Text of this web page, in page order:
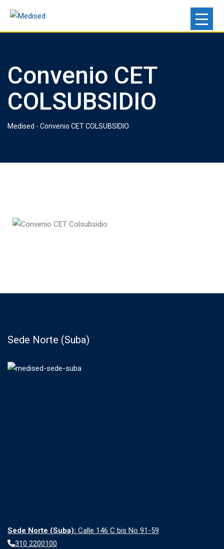
Convenio CET
COLSUBSIDIO
Medised - Convenio CET COLSUBSIDIO
Sede Norte (Suba)
Sede Norte (Suba): Calle 146 C bis No 91-59
310 2200100